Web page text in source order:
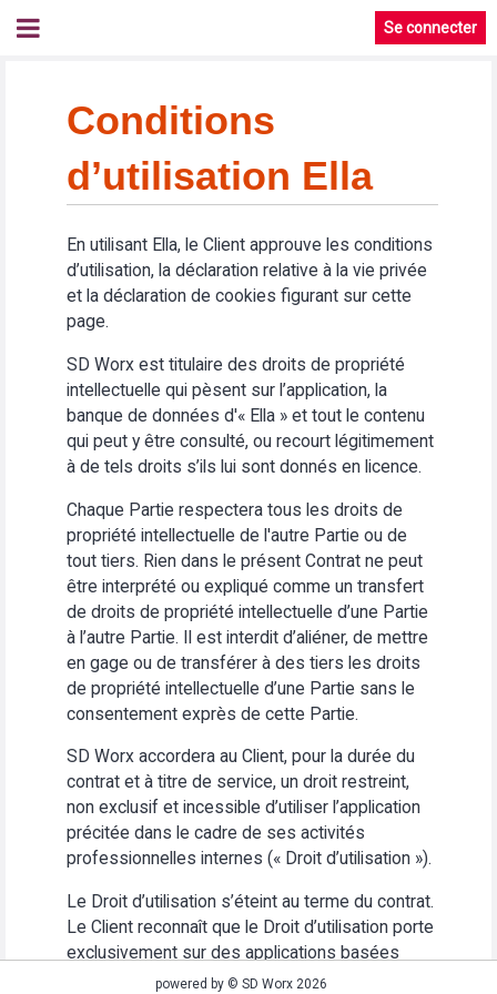
Se connecter
Conditions
d’utilisation Ella
En utilisant Ella, le Client approuve les conditions
d’utilisation, la déclaration relative à la vie privée
et la déclaration de cookies figurant sur cette
page.
SD Worx est titulaire des droits de propriété
intellectuelle qui pèsent sur l’application, la
banque de données d'« Ella » et tout le contenu
qui peut y être consulté, ou recourt légitimement
à de tels droits s’ils lui sont donnés en licence.
Chaque Partie respectera tous les droits de
propriété intellectuelle de l'autre Partie ou de
tout tiers. Rien dans le présent Contrat ne peut
être interprété ou expliqué comme un transfert
de droits de propriété intellectuelle d’une Partie
à l’autre Partie. Il est interdit d’aliéner, de mettre
en gage ou de transférer à des tiers les droits
de propriété intellectuelle d’une Partie sans le
consentement exprès de cette Partie.
SD Worx accordera au Client, pour la durée du
contrat et à titre de service, un droit restreint,
non exclusif et incessible d’utiliser l’application
précitée dans le cadre de ses activités
professionnelles internes (« Droit d’utilisation »).
Le Droit d’utilisation s’éteint au terme du contrat.
Le Client reconnaît que le Droit d’utilisation porte
exclusivement sur des applications basées
Web. Le Client s’abstiendra (i) d’utiliser
powered by © SD Worx 2026